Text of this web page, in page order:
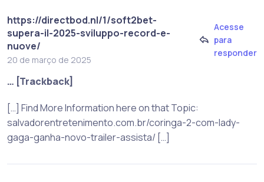
https://directbod.nl/1/soft2bet-
supera-il-2025-sviluppo-record-e-
nuove/
20 de março de 2025
Acesse
para
responder
… [Trackback]
[…] Find More Information here on that Topic:
salvadorentretenimento.com.br/coringa-2-com-lady-
gaga-ganha-novo-trailer-assista/ […]